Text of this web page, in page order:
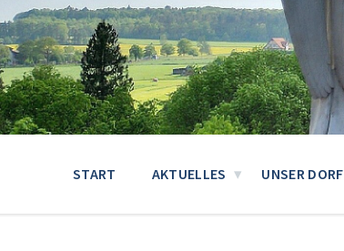
START AKTUELLES UNSER DORF